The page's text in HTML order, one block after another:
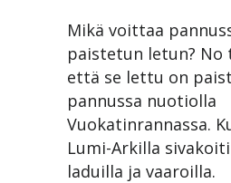
Mikä voittaa
paistetun letun? No
että se lettu on
pannussa nuotiolla
Vuokatinrannassa.
Lumi-Arkilla
laduilla ja vaaroilla.